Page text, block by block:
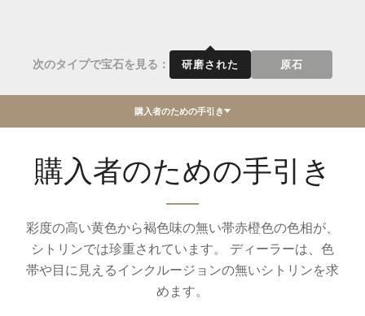
次のタイプで宝石を見る： 研磨された 原石
購入者のための手引き
購入者のための手引き
彩度の高い黄色から褐色味の無い帯赤橙色の色相が、
シトリンでは珍重されています。 ディーラーは、色
帯や目に見えるインクルージョンの無いシトリンを求
めます。